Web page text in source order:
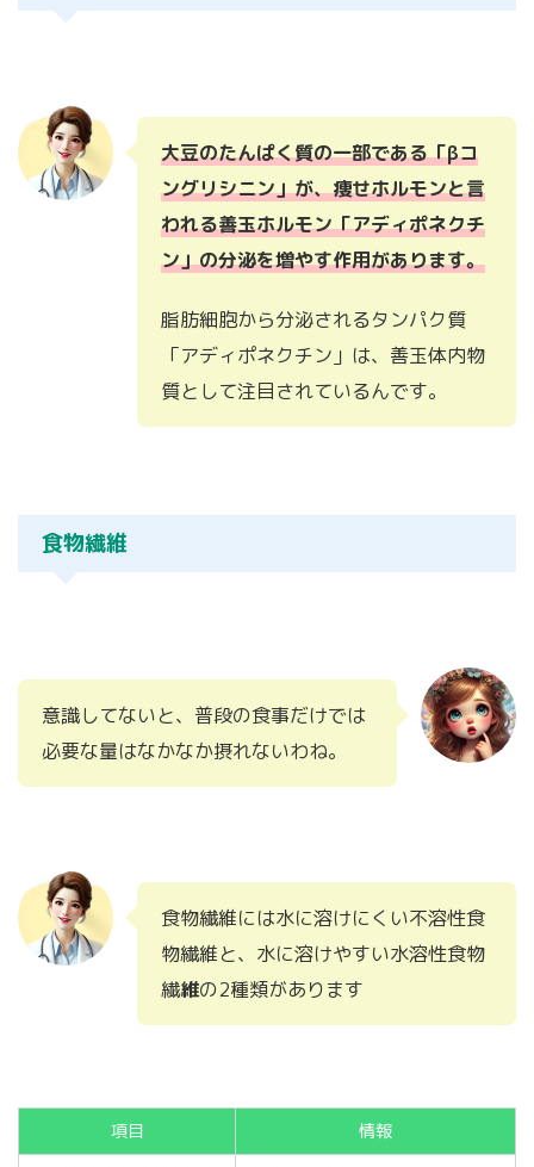
大豆のたんぱく質の一部である「βコ
ングリシニン」が、痩せホルモンと言
われる善玉ホルモン「アディポネクチ
ン」の分泌を増やす作用があります。
脂肪細胞から分泌されるタンパク質
「アディポネクチン」は、善玉体内物
質として注目されているんです。
食物繊維
意識してないと、普段の食事だけでは
必要な量はなかなか摂れないわね。
食物繊維には水に溶けにくい不溶性食
物繊維と、水に溶けやすい水溶性食物
繊維の2種類があります
項目 情報